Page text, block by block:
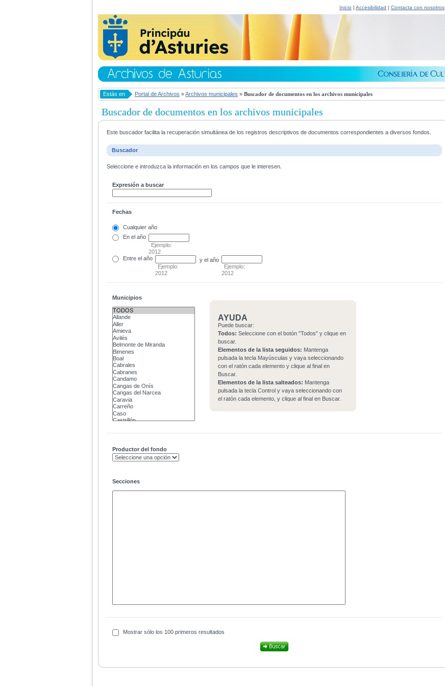
Inicio | Accesibilidad | Contacta con nosotros
Estás en Portal de Archivos »Archivos municipales » Buscador de documentos en los archivos municipales
Buscador de documentos en los archivos municipales
Este buscador facilita la recuperación simultánea de los registros descriptivos de documentos correspondientes a diversos fondos.
Buscador
Seleccione e introduzca la información en los campos que le interesen.
Expresión a buscar
Fechas
Cualquier año
En el año
Ejemplo:
2012
Entre el año
Ejemplo:
2012
y el año
Ejemplo:
2012
Municipios
AYUDA
Puede buscar:
Todos: Seleccione con el botón "Todos" y clique en
buscar.
Elementos de la lista seguidos: Mantenga
pulsada la tecla Mayúsculas y vaya seleccionando
con el ratón cada elemento y clique al final en
Buscar.
Elementos de la lista salteados: Mantenga
pulsada la tecla Control y vaya seleccionando con
el ratón cada elemento, y clique al final en Buscar.
Productor del fondo
Secciones
Mostrar sólo los 100 primeros resultados